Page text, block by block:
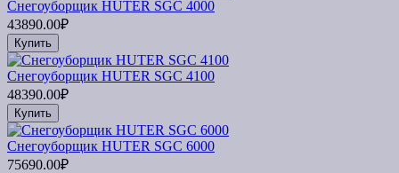
Снегоуборщик HUTER SGC 4000
43890.00₽
Купить
Снегоуборщик HUTER SGC 4100
48390.00₽
Купить
Снегоуборщик HUTER SGC 6000
75690.00₽